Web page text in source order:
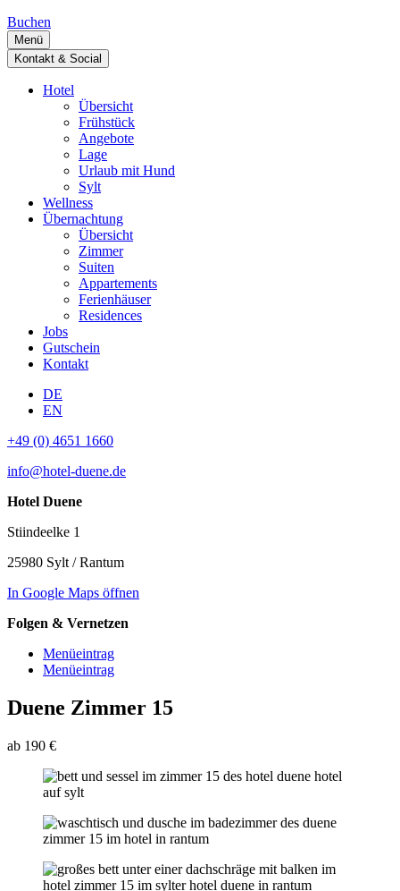
Buchen
Menü
Kontakt & Social
Hotel
Übersicht
Frühstück
Angebote
Lage
Urlaub mit Hund
Sylt
Wellness
Übernachtung
Übersicht
Zimmer
Suiten
Appartements
Ferienhäuser
Residences
Jobs
Gutschein
Kontakt
DE
EN
+49 (0) 4651 1660
info@hotel-duene.de
Hotel Duene
Stiindeelke 1
25980 Sylt / Rantum
In Google Maps öffnen
Folgen & Vernetzen
Menüeintrag
Menüeintrag
Duene Zimmer 15
ab 190 €